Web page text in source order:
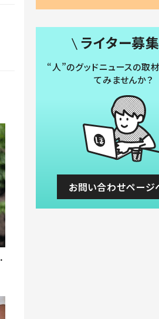
ライター募集
“人”のグッドニュースの取
てみませんか？
お問い合わせページ